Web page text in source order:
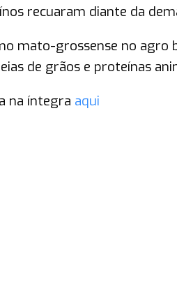
recuaram diante da
mato-grossense no agro
de grãos e proteínas
na íntegra aqui